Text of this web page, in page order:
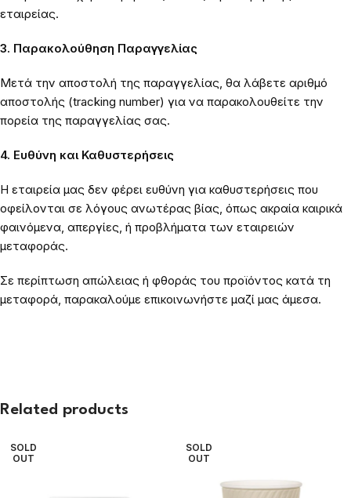
εταιρείας.
3. Παρακολούθηση Παραγγελίας
Μετά την αποστολή της παραγγελίας, θα λάβετε αριθμό
αποστολής (tracking number) για να παρακολουθείτε την
πορεία της παραγγελίας σας.
4. Ευθύνη και Καθυστερήσεις
Η εταιρεία μας δεν φέρει ευθύνη για καθυστερήσεις που
οφείλονται σε λόγους ανωτέρας βίας, όπως ακραία καιρικά
φαινόμενα, απεργίες, ή προβλήματα των εταιρειών
μεταφοράς.
Σε περίπτωση απώλειας ή φθοράς του προϊόντος κατά τη
μεταφορά, παρακαλούμε επικοινωνήστε μαζί μας άμεσα.
Related products
SOLD
OUT
SOLD
OUT